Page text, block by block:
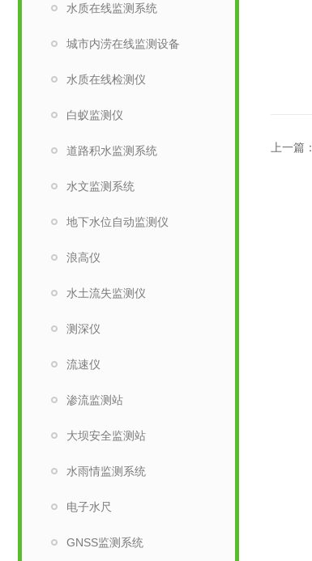
水质在线监测系统
城市内涝在线监测设备
水质在线检测仪
白蚁监测仪
道路积水监测系统
水文监测系统
地下水位自动监测仪
浪高仪
水土流失监测仪
测深仪
流速仪
渗流监测站
大坝安全监测站
水雨情监测系统
电子水尺
GNSS监测系统
上一篇：